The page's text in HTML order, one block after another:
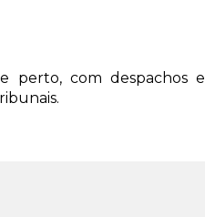
perto, com despachos e